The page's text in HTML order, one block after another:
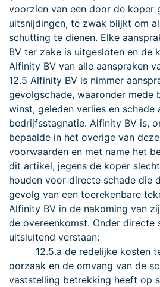
voorzien van een door de koper
uitsnijdingen, te zwak blijkt om
schutting te dienen. Elke
BV ter zake is uitgesloten en de
Alfinity BV van alle aanspraken
12.5 Alfinity BV is nimmer
gevolgschade, waaronder mede
winst, geleden verlies en schade
bedrijfsstagnatie. Alfinity BV is,
bepaalde in het overige van
voorwaarden en met name het
dit artikel, jegens de koper
houden voor directe schade die
gevolg van een toerekenbare
Alfinity BV in de nakoming van
de overeenkomst. Onder directe
uitsluitend verstaan:
12.5.a de redelijke kosten
oorzaak en de omvang van de
vaststelling betrekking heeft op